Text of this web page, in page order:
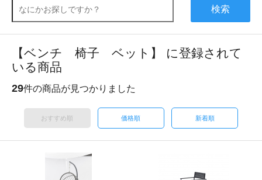
検索
【ベンチ 椅子 ベット】 に登録されて
いる商品
29件の商品が見つかりました
おすすめ順 価格順 新着順